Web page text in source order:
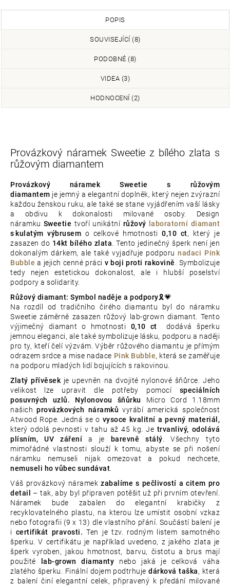
POPIS
SOUVISEJÍCÍ (8)
PODOBNÉ (8)
VIDEA (3)
HODNOCENÍ (2)
Provázkový náramek Sweetie z bílého zlata s
růžovým diamantem
Provázkový náramek Sweetie s růžovým
diamantem je jemný a elegantní doplněk, který nejen zvýrazní
každou ženskou ruku, ale také se stane vyjádřením vaší lásky
a obdivu k dokonalosti milované osoby. Design
náramku Sweetie tvoří unikátní růžový
laboratorní diamant
s kulatým výbrusem o celkové hmotnosti0,10 ct, který je
zasazen do 14kt bílého zlata. Tento jedinečný šperk není jen
dokonalým dárkem, ale také vyjadřuje podporunadaci Pink
Bubble a jejich cenné práci v boji proti rakovině. Symbolizuje
tedy nejen estetickou dokonalost, ale i hlubší poselství
podpory a solidarity.
Růžový diamant: Symbol naděje a podpory🎗️💗
Na rozdíl od tradičního čirého diamantu byl do náramku
Sweetie záměrně zasazen růžový lab-grown diamant. Tento
výjimečný diamant o hmotnosti 0,10 ct
dodává šperku
jemnou eleganci, ale také symbolizuje lásku, podporu a naději
pro ty, kteří čelí výzvám. Výběr růžového diamantu je přímým
odrazem srdce a mise nadace Pink Bubble, která se zaměřuje
na podporu mladých lidí bojujících s rakovinou.
Zlatý přívěsekje upevněn na dvojité nylonové šňůrce. Jeho
velikost lze upravit dle potřeby pomocí speciálních
posuvných uzlů. Nylonovou šňůrku Micro Cord 1.18mm
našich provázkových náramků vyrábí americká společnost
Atwood Rope. Jedná se o vysoce kvalitní a pevný materiál,
který odolá pevnosti v tahu až 45 kg. Je trvanlivý, odolává
plísním, UV záření a je barevně stálý. Všechny tyto
mimořádné vlastnosti slouží k tomu, abyste se při nošení
náramku nemuseli nijak omezovat a pokud nechcete,
nemuseli ho vůbec sundávat.
Váš provázkový náramek zabalíme s pečlivostí a citem pro
detail
– tak, aby byl připraven potěšit už při prvním otevření.
Náramek bude zabalen do elegantní krabičky z
recyklovatelného plastu, na kterou lze umístit osobní vzkaz
nebo fotografii (9 x 13) dle vlastního přání. Součástí balení je
i certifikát pravosti. Ten je tzv. rodným listem samotného
šperku. V certifikátu je například uvedeno, z jakého zlata je
šperk vyroben, jakou hmotnost, barvu, čistotu a brus mají
použité
lab-grown diamanty nebo jaká je celková váha
zlatého šperku. Finální dojem podtrhujedárková taška, která
z balení činí elegantní celek, připravený k předání milované